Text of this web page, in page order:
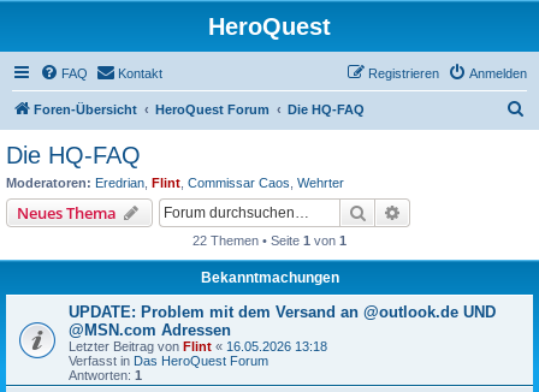
HeroQuest
FAQ Kontakt Anmelden
Registrieren
Foren-Übersicht HeroQuest Forum Die HQ-FAQ
Die HQ-FAQ
Moderatoren: Eredrian Flint Commissar Caos Wehrter
Neues Thema Suche
22 Themen • Seite 1 von 1
Bekanntmachungen
UPDATE: Problem mit dem Versand an @outlook.de UND
@MSN.com Adressen
Letzter Beitrag von Flint « 16.05.2026 13:18
Verfasst in Das HeroQuest Forum
Antworten: 1